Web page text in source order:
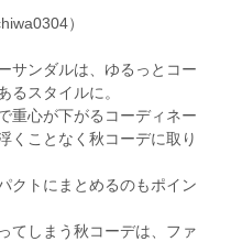
）
サンダルは、ゆるっとコー
るスタイルに。
重心が下がるコーディネー
くことなく秋コーデに取り
クトにまとめるのもポイン
てしまう秋コーデは、ファ